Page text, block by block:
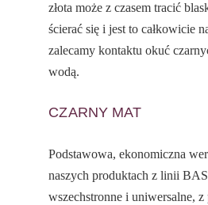
złota może z czasem tracić
ścierać się i jest to całkowicie
zalecamy kontaktu okuć
wodą.
CZARNY MAT
Podstawowa, ekonomiczna
naszych produktach z linii
wszechstronne i uniwersalne, z